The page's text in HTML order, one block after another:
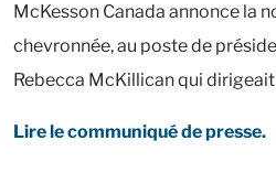
McKesson Canada annonce la
chevronnée, au poste de
Rebecca McKillican qui
Lire le communiqué de presse.